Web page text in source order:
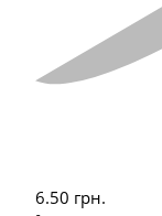
6.50 грн.